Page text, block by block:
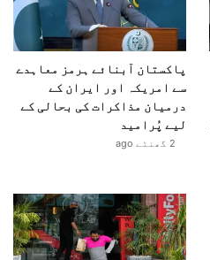
پاکستان آبنائے ہرمز معاہدے
سے امریکہ اور ایران کے
درمیان مذاکرات کی بحالی کے
لیے پُرامید
2 گھنٹے ago